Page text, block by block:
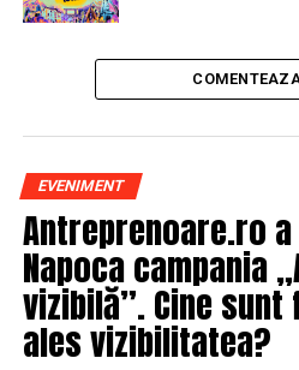
RECORD. Țara noastră a creat
lume și nu funcționează
NU RATATI
Salarii de 1.000 de euro în
are niciun șomer. Care sunt
EVENIMENT
Antreprenoare.ro
Napoca campania
vizibilă”. Cine
ales vizibilitatea?